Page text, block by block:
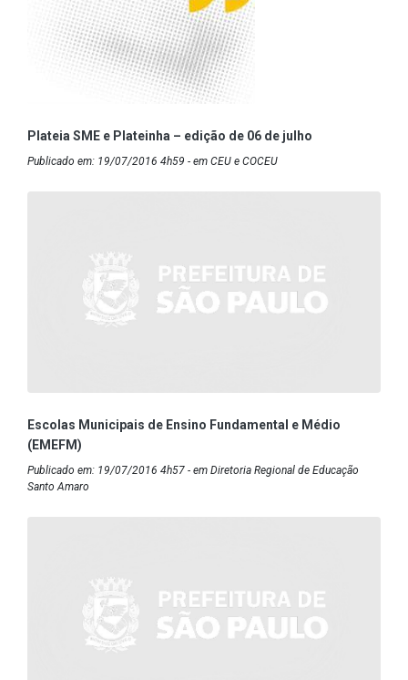
Plateia SME e Plateinha – edição de 06 de julho
Publicado em: 19/07/2016 4h59 - em CEU e COCEU
Escolas Municipais de Ensino Fundamental e Médio
(EMEFM)
Publicado em: 19/07/2016 4h57 - em Diretoria Regional de Educação
Santo Amaro